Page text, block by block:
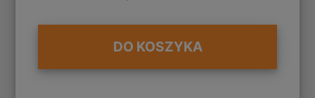
DO KOSZYKA